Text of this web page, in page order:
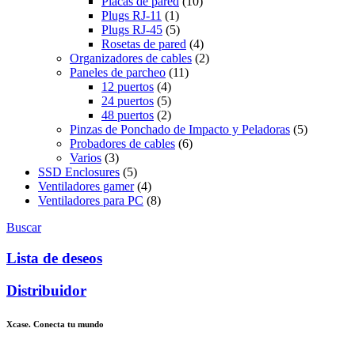
Plugs RJ-11 (1)
Plugs RJ-45 (5)
Rosetas de pared (4)
Organizadores de cables (2)
Paneles de parcheo (11)
12 puertos (4)
24 puertos (5)
48 puertos (2)
Pinzas de Ponchado de Impacto y Peladoras (5)
Probadores de cables (6)
Varios (3)
SSD Enclosures (5)
Ventiladores gamer (4)
Ventiladores para PC (8)
Buscar
Lista de deseos
Distribuidor
Xcase. Conecta tu mundo